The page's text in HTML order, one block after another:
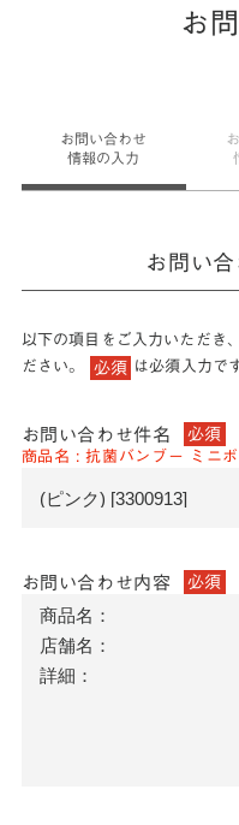
お
お問い合わせ
情報の入力
お問い
以下の項目をご入力いただき
ださい。
必須 は必須入力で
お問い合わせ件名 必須
商品名 : 抗菌バンブー ミニ
お問い合わせ内容 必須